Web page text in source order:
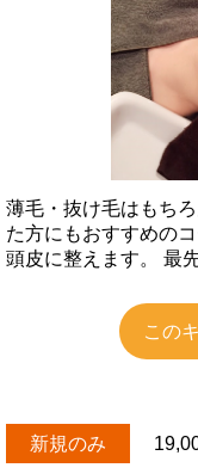
薄毛・抜け毛はもち
た方にもおすすめの
頭皮に整えます。 最
この
新規のみ